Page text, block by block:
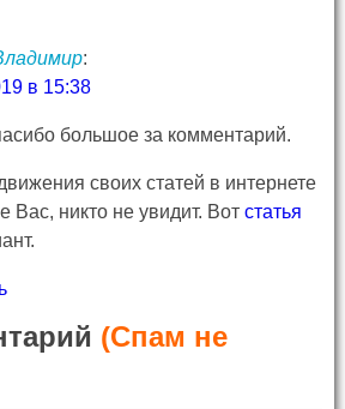
:
в 15:38
большое за комментарий.
своих статей в интернете
Вас, никто не увидит. Вот статья
(Спам не